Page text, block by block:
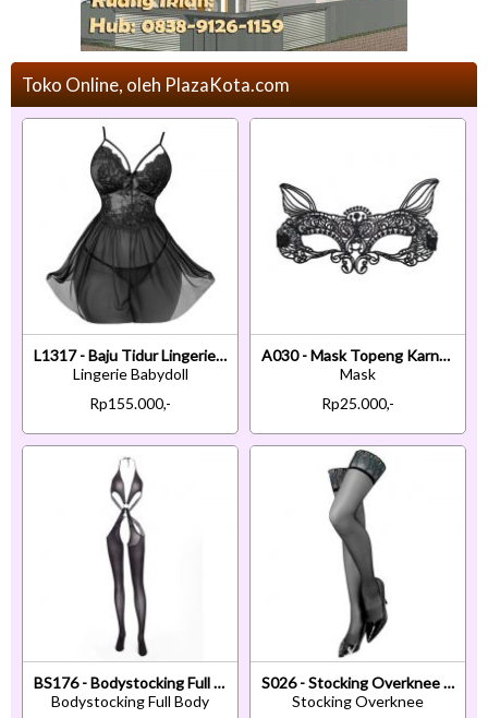
Toko Online, oleh PlazaKota.com
L1317 - Baju Tidur Lingerie Babydoll Mini Dress Hitam Transparan
Lingerie Babydoll
Rp155.000,-
A030 - Mask Topeng Karnaval Penutup Mata Cat Kucing Hitam
Mask
Rp25.000,-
BS176 - Bodystocking Full Body Halterneck Hitam Transparan Tali Silang
Bodystocking Full Body
S026 - Stocking Overknee Hitam Transparan Bunga Hijau
Stocking Overknee